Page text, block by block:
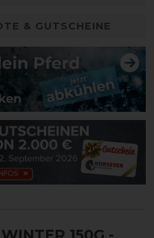
& GUTSCHEINE